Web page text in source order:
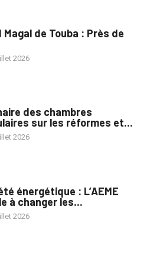
Magal de Touba : Près de
2026
des chambres
sur les réformes et...
2026
énergétique : L’AEME
à changer les...
2026